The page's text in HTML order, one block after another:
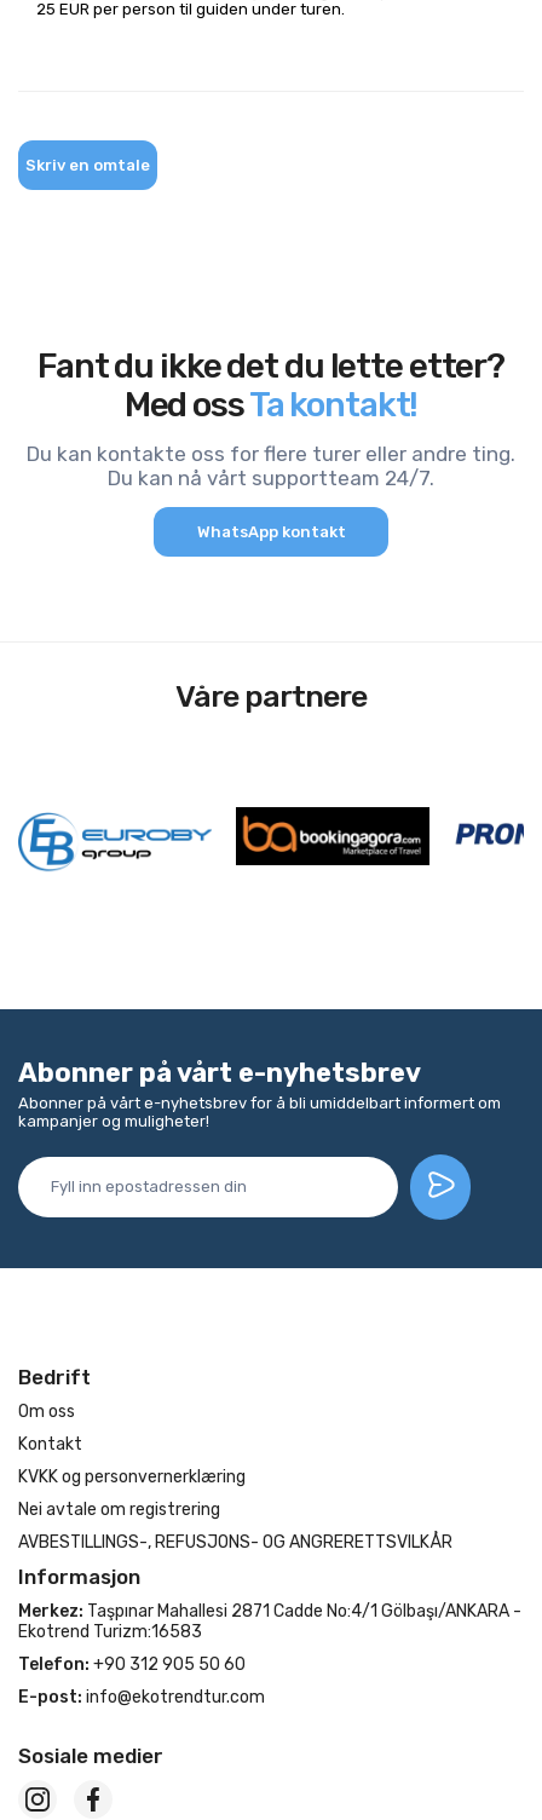
25 EUR per person til guiden under turen.
Skriv en omtale
Fant du ikke det du lette etter?
Med ossTa kontakt!
Du kan kontakte oss for flere turer eller andre ting.
Du kan nå vårt supportteam 24/7.
WhatsApp kontakt
Våre partnere
Abonner på vårt e-nyhetsbrev
Abonner på vårt e-nyhetsbrev for å bli umiddelbart informert om
kampanjer og muligheter!
Bedrift
Om oss
Kontakt
KVKK og personvernerklæring
Nei avtale om registrering
AVBESTILLINGS-, REFUSJONS- OG ANGRERETTSVILKÅR
Informasjon
Merkez: Taşpınar Mahallesi 2871 Cadde No:4/1 Gölbaşı/ANKARA -
Ekotrend Turizm:16583
Telefon: +90 312 905 50 60
E-post: info@ekotrendtur.com
Sosiale medier